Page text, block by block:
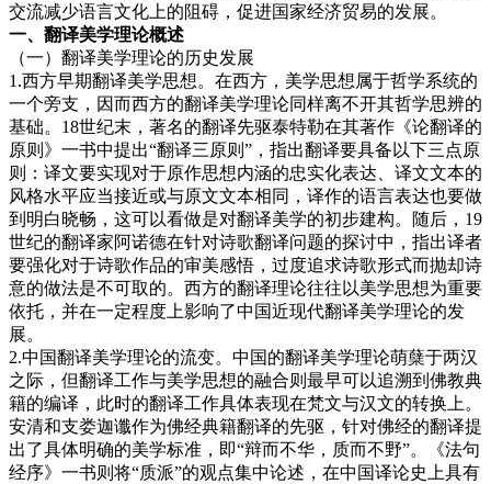
交流减少语言文化上的阻碍，促进国家经济贸易的发展。
一、翻译美学理论概述
（一）翻译美学理论的历史发展
1.西方早期翻译美学思想。在西方，美学思想属于哲学系统的
一个旁支，因而西方的翻译美学理论同样离不开其哲学思辨的
基础。18世纪末，著名的翻译先驱泰特勒在其著作《论翻译的
原则》一书中提出“翻译三原则”，指出翻译要具备以下三点原
则：译文要实现对于原作思想内涵的忠实化表达、译文文本的
风格水平应当接近或与原文文本相同，译作的语言表达也要做
到明白晓畅，这可以看做是对翻译美学的初步建构。随后，19
世纪的翻译家阿诺德在针对诗歌翻译问题的探讨中，指出译者
要强化对于诗歌作品的审美感悟，过度追求诗歌形式而抛却诗
意的做法是不可取的。西方的翻译理论往往以美学思想为重要
依托，并在一定程度上影响了中国近现代翻译美学理论的发
展。
2.中国翻译美学理论的流变。中国的翻译美学理论萌蘖于两汉
之际，但翻译工作与美学思想的融合则最早可以追溯到佛教典
籍的编译，此时的翻译工作具体表现在梵文与汉文的转换上。
安清和支娄迦谶作为佛经典籍翻译的先驱，针对佛经的翻译提
出了具体明确的美学标准，即“辩而不华，质而不野”。《法句
经序》一书则将“质派”的观点集中论述，在中国译论史上具有